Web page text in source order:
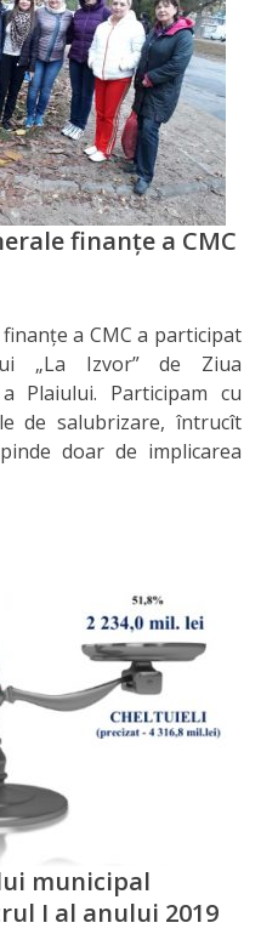
finanțe a CMC
a CMC a participat
„La Izvor” de Ziua
Plaiului. Participam cu
de salubrizare, întrucît
doar de implicarea
municipal
I al anului 2019